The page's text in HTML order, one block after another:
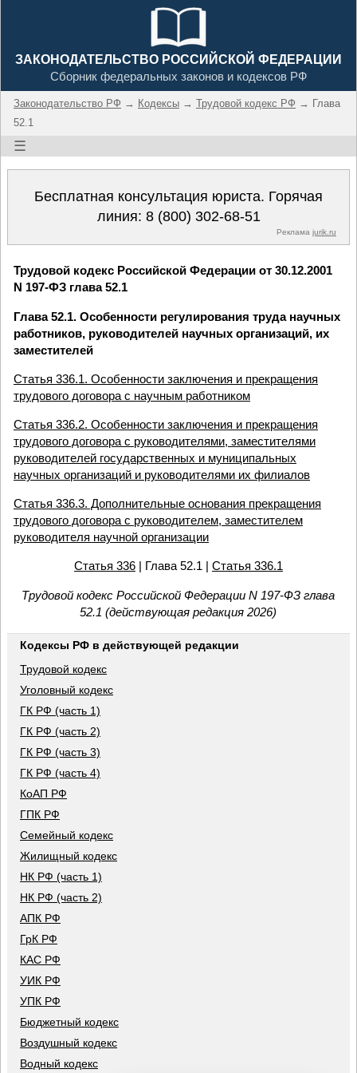
ЗАКОНОДАТЕЛЬСТВО РОССИЙСКОЙ ФЕДЕРАЦИИ
Сборник федеральных законов и кодексов РФ
Законодательство РФ → Кодексы → Трудовой кодекс РФ → Глава
52.1
☰
Бесплатная консультация юриста. Горячая
линия: 8 (800) 302-68-51
Реклама jurik.ru
Трудовой кодекс Российской Федерации от 30.12.2001
N 197-ФЗ глава 52.1
Глава 52.1. Особенности регулирования труда научных
работников, руководителей научных организаций, их
заместителей
Статья 336.1. Особенности заключения и прекращения
трудового договора с научным работником
Статья 336.2. Особенности заключения и прекращения
трудового договора с руководителями, заместителями
руководителей государственных и муниципальных
научных организаций и руководителями их филиалов
Статья 336.3. Дополнительные основания прекращения
трудового договора с руководителем, заместителем
руководителя научной организации
Статья 336| Глава 52.1 | Статья 336.1
Трудовой кодекс Российской Федерации N 197-ФЗ глава
52.1 (действующая редакция 2026)
Кодексы РФ в действующей редакции
Трудовой кодекс
Уголовный кодекс
ГК РФ (часть 1)
ГК РФ (часть 2)
ГК РФ (часть 3)
ГК РФ (часть 4)
КоАП РФ
ГПК РФ
Семейный кодекс
Жилищный кодекс
НК РФ (часть 1)
НК РФ (часть 2)
АПК РФ
ГрК РФ
КАС РФ
УИК РФ
УПК РФ
Бюджетный кодекс
Воздушный кодекс
Водный кодекс